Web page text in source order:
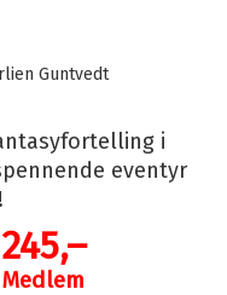
Guntvedt
i
eventyr
!
245,–
Medlem